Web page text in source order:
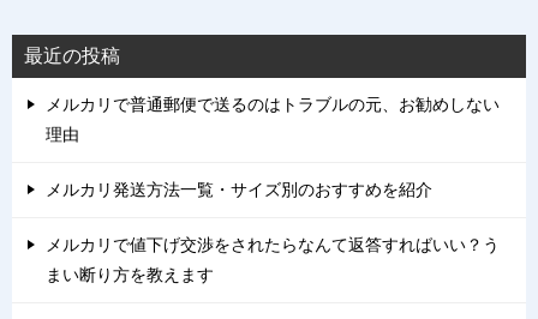
最近の投稿
メルカリで普通郵便で送るのはトラブルの元、お勧めしない
理由
メルカリ発送方法一覧・サイズ別のおすすめを紹介
メルカリで値下げ交渉をされたらなんて返答すればいい？う
まい断り方を教えます